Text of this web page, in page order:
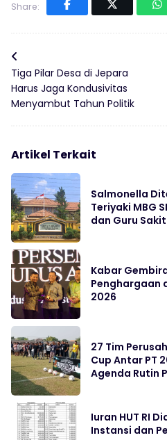
Share:
Tiga Pilar Desa di Jepara
Harus Jaga Kondusivitas
Menyambut Tahun Politik
Artikel Terkait
Salmonella
Teriyaki MBG
dan Guru Sakit
Kabar
Penghargaan
2026
27 Tim
Cup Antar PT
Agenda Rutin
Iuran HUT RI
Instansi dan